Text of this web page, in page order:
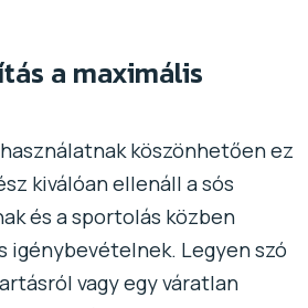
a maximális
köszönhetően ez
kiválóan ellenáll a sós
és a sportolás közben
igénybevételnek. Legyen szó
vagy egy váratlan